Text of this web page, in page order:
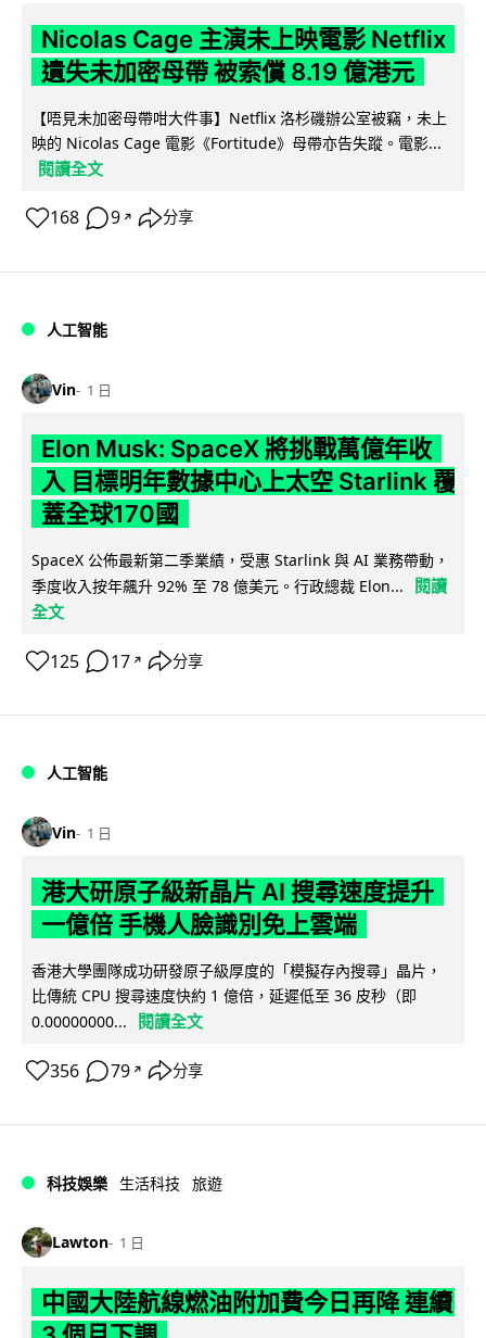
Nicolas Cage 主演未上映電影 Netflix
遺失未加密母帶 被索償 8.19 億港元
【唔見未加密母帶咁大件事】Netflix 洛杉磯辦公室被竊，未上
映的 Nicolas Cage 電影《Fortitude》母帶亦告失蹤。電影...
閱讀全文
168 9 ↗ 分享
人工智能
Vin 1 日
Elon Musk: SpaceX 將挑戰萬億年收
入 目標明年數據中心上太空 Starlink 覆
蓋全球170國
SpaceX 公佈最新第二季業績，受惠 Starlink 與 AI 業務帶動，
季度收入按年飆升 92% 至 78 億美元。行政總裁 Elon...
閱讀
全文
125 17 ↗ 分享
人工智能
Vin 1 日
港大研原子級新晶片 AI 搜尋速度提升
一億倍 手機人臉識別免上雲端
香港大學團隊成功研發原子級厚度的「模擬存內搜尋」晶片，
比傳統 CPU 搜尋速度快約 1 億倍，延遲低至 36 皮秒（即
0.00000000...
閱讀全文
356 79 ↗ 分享
科技娛樂 生活科技 旅遊
Lawton 1 日
中國大陸航線燃油附加費今日再降 連續